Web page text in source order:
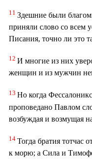
11 Здешние были
приняли слово со всем
Писания, точно ли это
12 И многие из них
женщин и из мужчин
13 Но когда
проповедано Павлом
возбуждая и возмущая
14 Тогда братия тотчас
к морю; а Сила и